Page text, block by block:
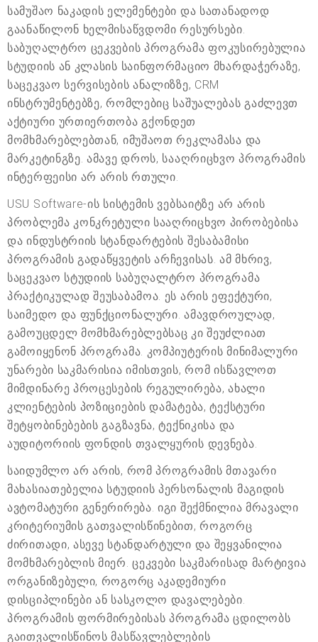
სამუშაო ნაკადის ელემენტები და სათანადოდ
გაანაწილონ ხელმისაწვდომი რესურსები.
საბუღალტრო ცეკვების პროგრამა ფოკუსირებულია
სტუდიის ან კლასის საინფორმაციო მხარდაჭერაზე,
საცეკვაო სერვისების ანალიზზე, CRM
ინსტრუმენტებზე, რომლებიც საშუალებას გაძლევთ
აქტიური ურთიერთობა გქონდეთ
მომხმარებლებთან, იმუშაოთ რეკლამასა და
მარკეტინგზე. ამავე დროს, სააღრიცხვო პროგრამის
ინტერფეისი არ არის რთული.
USU Software-ის სისტემის ვებსაიტზე არ არის
პრობლემა კონკრეტული სააღრიცხვო პირობებისა
და ინდუსტრიის სტანდარტების შესაბამისი
პროგრამის გადაწყვეტის არჩევისას. ამ მხრივ,
საცეკვაო სტუდიის საბუღალტრო პროგრამა
პრაქტიკულად შეუსაბამოა. ეს არის ეფექტური,
საიმედო და ფუნქციონალური. ამავდროულად,
გამოუცდელ მომხმარებლებსაც კი შეუძლიათ
გამოიყენონ პროგრამა. კომპიუტერის მინიმალური
უნარები საკმარისია იმისთვის, რომ ისწავლოთ
მიმდინარე პროცესების რეგულირება, ახალი
კლიენტების პოზიციების დამატება, ტექსტური
შეტყობინებების გაგზავნა, ტექნიკისა და
აუდიტორიის ფონდის თვალყურის დევნება.
საიდუმლო არ არის, რომ პროგრამის მთავარი
მახასიათებელია სტუდიის პერსონალის მაგიდის
ავტომატური გენერირება. იგი შექმნილია მრავალი
კრიტერიუმის გათვალისწინებით, როგორც
ძირითადი, ასევე სტანდარტული და შეყვანილია
მომხმარებლის მიერ. ცეკვები საკმარისად მარტივია
ორგანიზებული, როგორც აკადემიური
დისციპლინები ან სასკოლო დავალებები.
პროგრამის ფორმირებისას პროგრამა ცდილობს
გაითვალისწინოს მასწავლებლების